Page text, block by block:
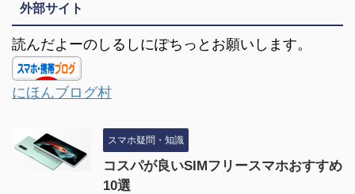
外部サイト
読んだよーのしるしにぽちっとお願いします。
にほんブログ村
スマホ疑問・知識
コスパが良いSIMフリースマホおすすめ
10選